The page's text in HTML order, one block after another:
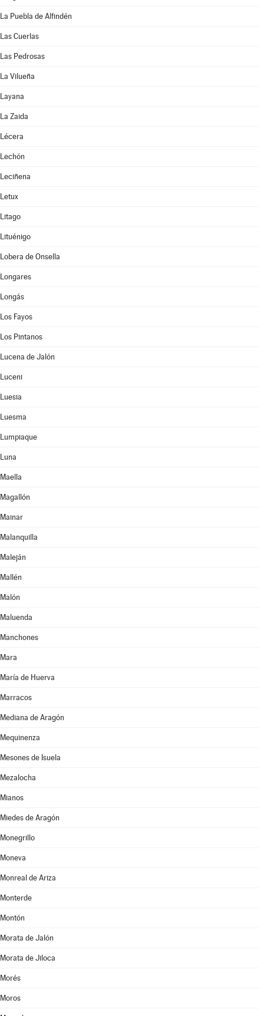
La Puebla de Alfindén
Las Cuerlas
Las Pedrosas
La Vilueña
Layana
La Zaida
Lécera
Lechón
Leciñena
Letux
Litago
Lituénigo
Lobera de Onsella
Longares
Longás
Los Fayos
Los Pintanos
Lucena de Jalón
Luceni
Luesia
Luesma
Lumpiaque
Luna
Maella
Magallón
Mainar
Malanquilla
Maleján
Mallén
Malón
Maluenda
Manchones
Mara
María de Huerva
Marracos
Mediana de Aragón
Mequinenza
Mesones de Isuela
Mezalocha
Mianos
Miedes de Aragón
Monegrillo
Moneva
Monreal de Ariza
Monterde
Montón
Morata de Jalón
Morata de Jiloca
Morés
Moros